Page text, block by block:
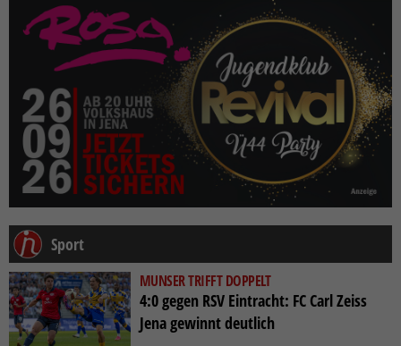
Sport
MUNSER TRIFFT DOPPELT
4:0 gegen RSV Eintracht: FC Carl Zeiss
Jena gewinnt deutlich